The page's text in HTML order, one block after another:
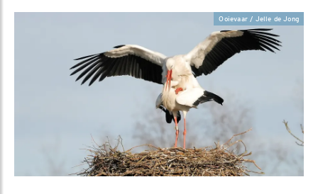
Ooievaar / Jelle de Jong